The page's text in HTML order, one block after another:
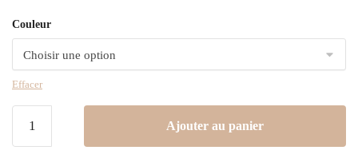
Couleur
Effacer
Ajouter au panier